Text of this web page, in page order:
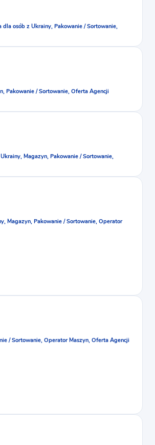
dla osób z Ukrainy, Pakowanie / Sortowanie,
Pakowanie / Sortowanie, Oferta Agencji
Magazyn, Pakowanie / Sortowanie,
Magazyn, Pakowanie / Sortowanie, Operator
/ Sortowanie, Operator Maszyn, Oferta Agencji